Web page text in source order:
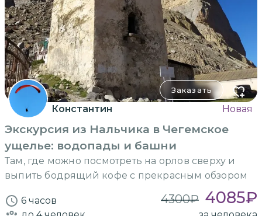
Заказать
Константин Новая
Экскурсия из Нальчика в Чегемское
ущелье: водопады и башни
Там, где можно посмотреть на орлов сверху и
выпить бодрящий кофе с прекрасным обзором
6 часов 4300₽ 4085₽